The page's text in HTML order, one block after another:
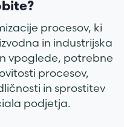
procesov, ki
in industrijska
vpoglede, potrebne
procesov,
in sprostitev
podjetja.